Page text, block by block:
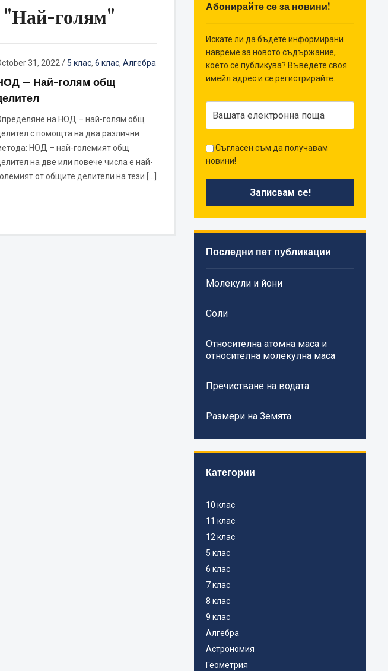
голям"
31, 2022 / 5 клас, 6 клас, Алгебра
– Най-голям общ
на НОД – най-голям общ
с помощта на два различни
НОД – най-големият общ
на две или повече числа е най-
от общите делители на тези […]
Абонирайте се за новини!
Искате ли да бъдете информирани
навреме за новото съдържание,
което се публикува? Въведете своя
имейл адрес и се регистрирайте.
Съгласен съм да получавам
новини!
Последни пет публикации
Молекули и йони
Соли
Относителна атомна маса и
относителна молекулна маса
Пречистване на водата
Размери на Земята
Категории
10 клас
11 клас
12 клас
5 клас
6 клас
7 клас
8 клас
9 клас
Алгебра
Астрономия
Геометрия